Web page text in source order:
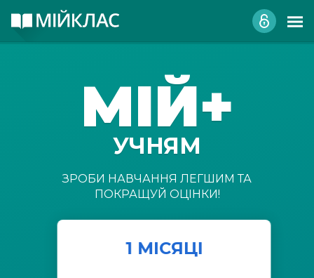
МІЙ+
УЧНЯМ
ЗРОБИ НАВЧАННЯ ЛЕГШИМ ТА
ПОКРАЩУЙ ОЦІНКИ!
1 МІСЯЦІ